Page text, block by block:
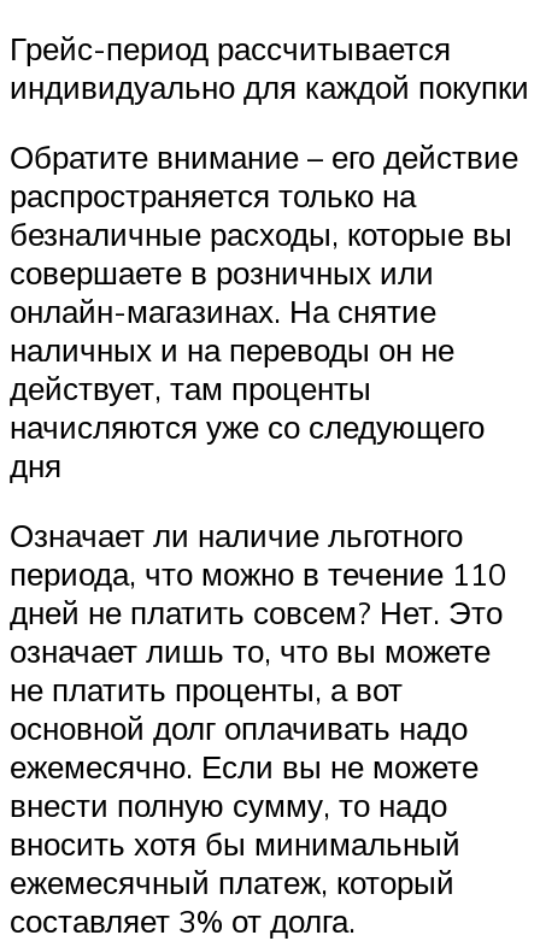
Грейс-период рассчитывается
индивидуально для каждой покупки
Обратите внимание – его действие
распространяется только на
безналичные расходы, которые вы
совершаете в розничных или
онлайн-магазинах. На снятие
наличных и на переводы он не
действует, там проценты
начисляются уже со следующего
дня
Означает ли наличие льготного
периода, что можно в течение 110
дней не платить совсем? Нет. Это
означает лишь то, что вы можете
не платить проценты, а вот
основной долг оплачивать надо
ежемесячно. Если вы не можете
внести полную сумму, то надо
вносить хотя бы минимальный
ежемесячный платеж, который
составляет 3% от долга.